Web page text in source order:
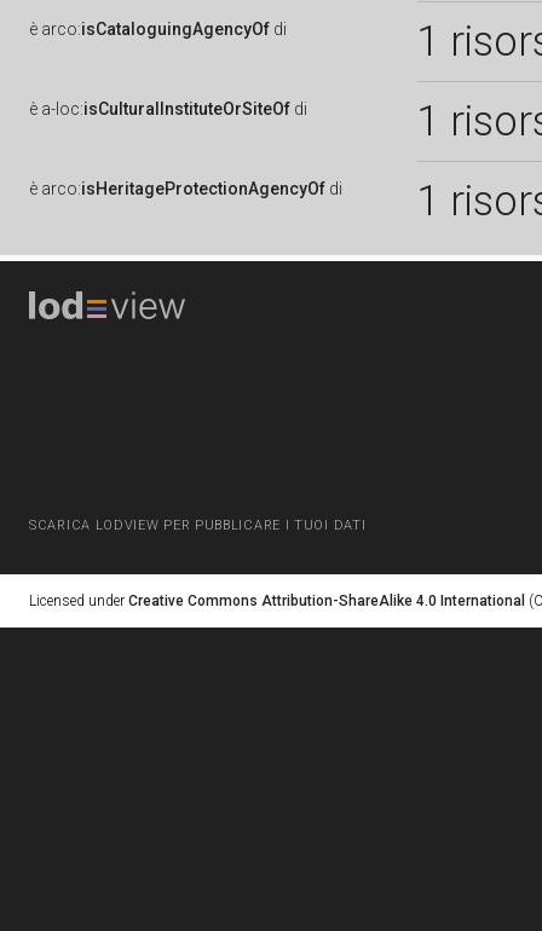
è arco:isCataloguingAgencyOf di 1
è a-loc:isCulturalInstituteOrSiteOf di 1
è arco:isHeritageProtectionAgencyOf di 1
SCARICA LODVIEW PER PUBBLICARE I TUOI DATI
Licensed under Creative Commons Attribution-ShareAlike 4.0 International